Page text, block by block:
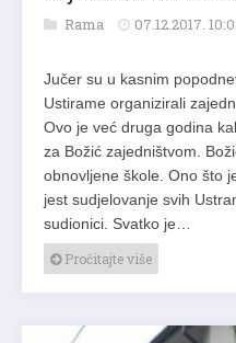
Rama 07.12.2017.
Jučer su u kasnim
Ustirame organizirali
Ovo je već druga godina
za Božić zajedništvom.
obnovljene škole. Ono što
jest sudjelovanje svih
sudionici. Svatko je…
Pročitajte više